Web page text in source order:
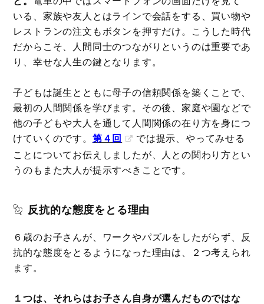
いる、家族や友人とはラインで会話をする、買い物や
レストランの注文もボタンを押すだけ。こうした時代
だからこそ、人間同士のつながりというのは重要であ
り、幸せな人生の鍵となります。
子どもは誕生とともに母子の信頼関係を築くことで、
最初の人間関係を学びます。その後、家庭や園などで
他の子どもや大人を通して人間関係の在り方を身につ
けていくのです。 第４回
では提示、やってみせる
ことについてお伝えしましたが、人との関わり方とい
うのもまた大人が提示すべきことです。
反抗的な態度をとる理由
６歳のお子さんが、ワークやパズルをしたがらず、反
抗的な態度をとるようになった理由は、２つ考えられ
ます。
１つは、それらはお子さん自身が選んだものではな